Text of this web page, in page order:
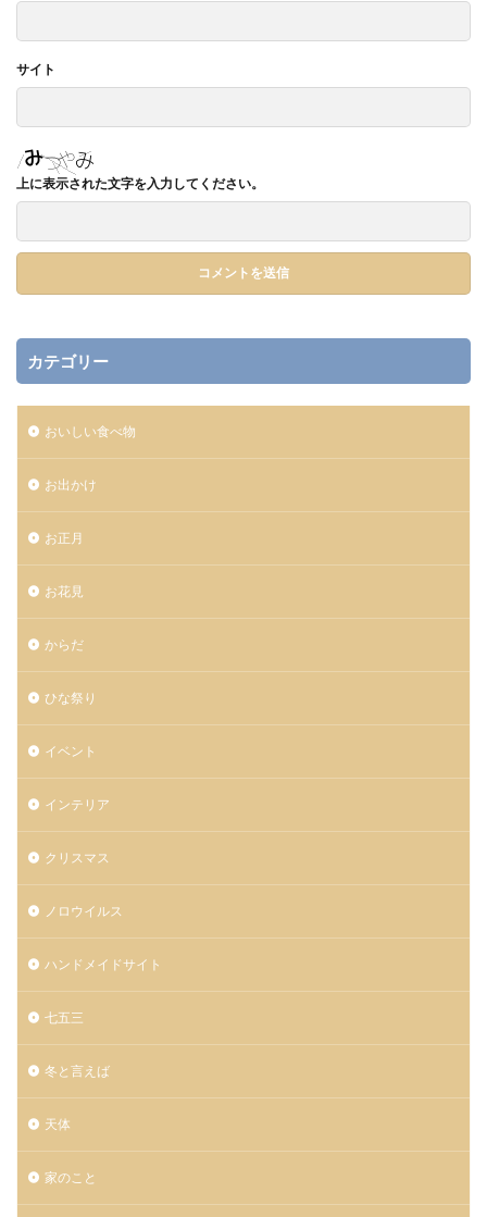
サイト
上に表示された文字を入力してください。
カテゴリー
おいしい食べ物
お出かけ
お正月
お花見
からだ
ひな祭り
イベント
インテリア
クリスマス
ノロウイルス
ハンドメイドサイト
七五三
冬と言えば
天体
家のこと